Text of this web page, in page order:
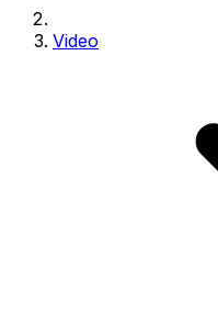
Video